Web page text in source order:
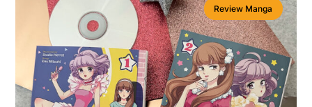
Review Manga